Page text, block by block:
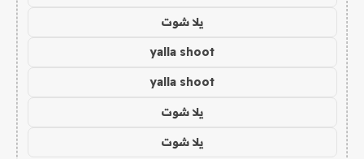
يلا شوت
yalla shoot
yalla shoot
يلا شوت
يلا شوت